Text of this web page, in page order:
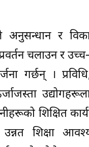
र
चलाउन र
गर्छन् ।
शिक्षित
शिक्षा